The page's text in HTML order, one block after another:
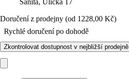
Sanita, Ulička 17
Doručení z prodejny (od 1228,00 Kč)
Rychlé doručení po dohodě
Zkontrolovat dostupnost v nejbližší prodejně